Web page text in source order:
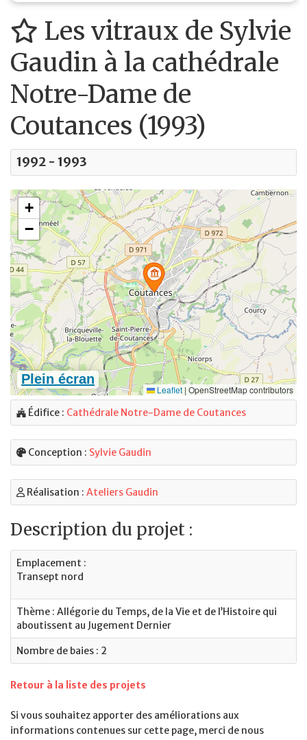
Les vitraux de Sylvie
Gaudin à la cathédrale
Notre-Dame de
Coutances (1993)
1992 - 1993
Édifice : Cathédrale Notre-Dame de Coutances
Conception : Sylvie Gaudin
Réalisation : Ateliers Gaudin
Description du projet :
Emplacement :
Transept nord
Thème : Allégorie du Temps, de la Vie et de l’Histoire qui
aboutissent au Jugement Dernier
Nombre de baies : 2
Retour à la liste des projets
Si vous souhaitez apporter des améliorations aux
informations contenues sur cette page, merci de nous